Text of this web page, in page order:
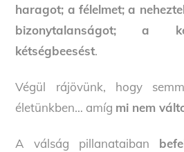
haragot; a félelmet; a
bizonytalanságot; a
kétségbeesést.
Végül rájövünk, hogy
életünkben… amíg mi nem
A válság pillanataiban